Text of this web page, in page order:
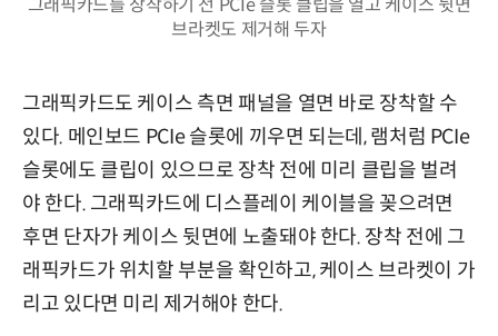
그래픽카드를 장착하기 전 PCIe 슬롯 클립을 열고 케이스 뒷면
브라켓도 제거해 두자
그래픽카드도 케이스 측면 패널을 열면 바로 장착할 수
있다. 메인보드 PCIe 슬롯에 끼우면 되는데, 램처럼 PCIe
슬롯에도 클립이 있으므로 장착 전에 미리 클립을 벌려
야 한다. 그래픽카드에 디스플레이 케이블을 꽂으려면
후면 단자가 케이스 뒷면에 노출돼야 한다. 장착 전에 그
래픽카드가 위치할 부분을 확인하고, 케이스 브라켓이 가
리고 있다면 미리 제거해야 한다.